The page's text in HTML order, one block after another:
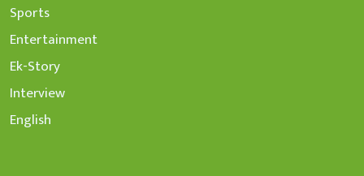
Sports
Entertainment
Ek-Story
Interview
English